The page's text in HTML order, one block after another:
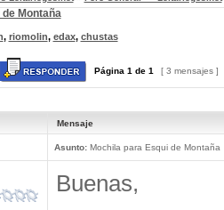
Montaña
, riomolin, edax, chustas
Página 1 de 1 [ 3 mensajes ]
Mensaje
Asunto:Mochila para Esqui de Montaña
Buenas,